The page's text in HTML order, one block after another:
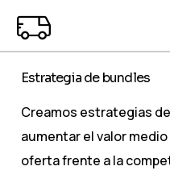
Estrategia de bundles
Creamos estrategias
aumentar el valor
oferta frente a la